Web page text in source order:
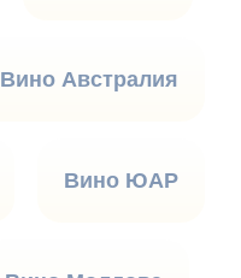
Вино Австралия
Вино ЮАР